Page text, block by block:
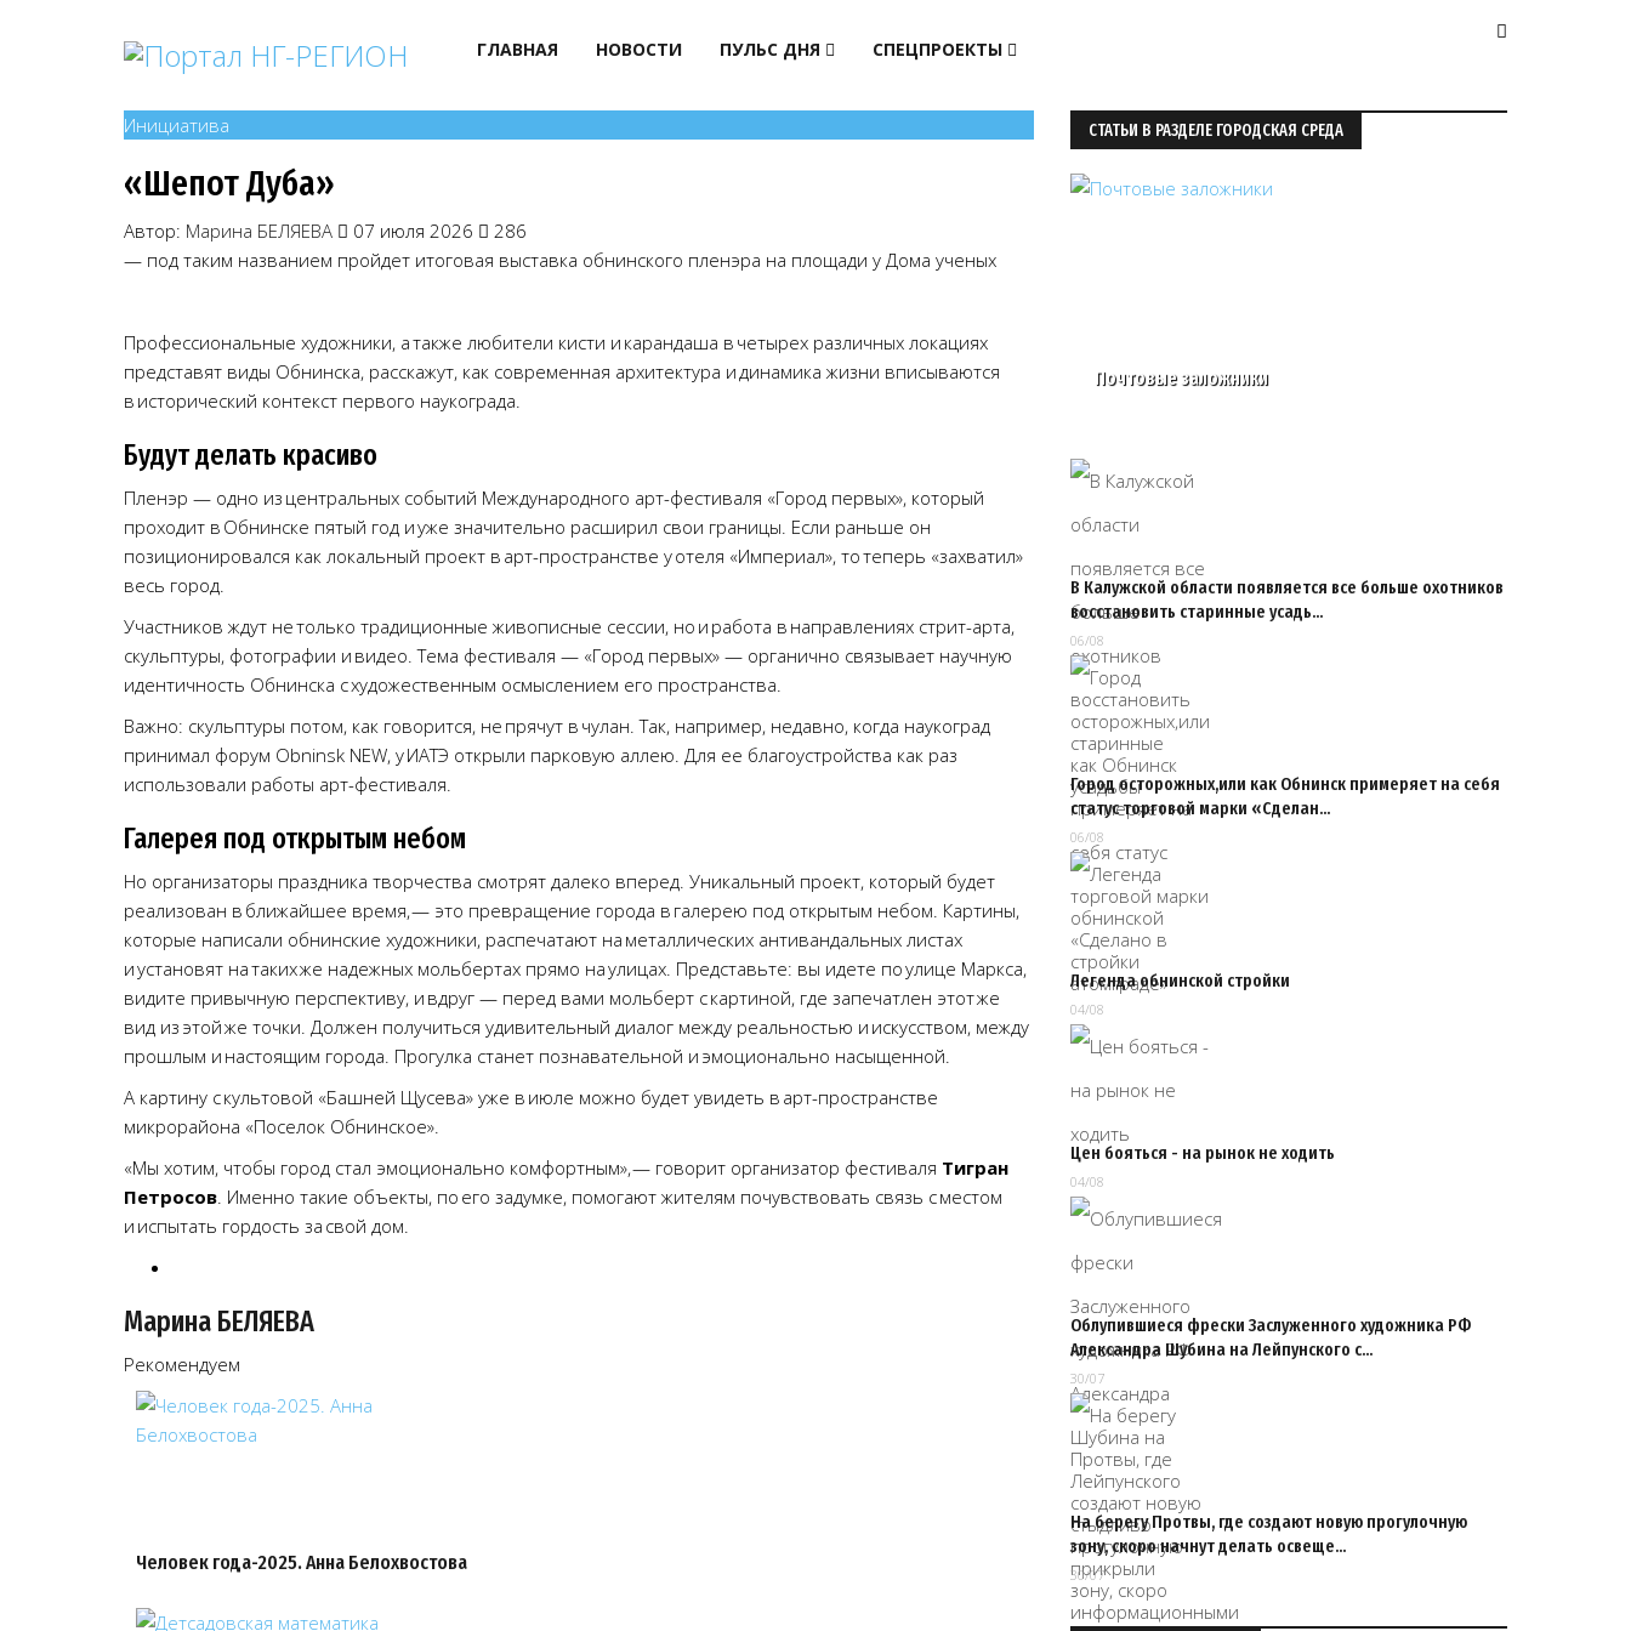
ГЛАВНАЯ НОВОСТИ ПУЛЬС ДНЯ СПЕЦПРОЕКТЫ
Инициатива
«Шепот Дуба»
Автор: Марина БЕЛЯЕВА 07 июля 2026
286
— под таким названием пройдет итоговая выставка обнинского пленэра на площади у Дома ученых
Профессиональные художники, а также любители кисти и карандаша в четырех различных локациях
представят виды Обнинска, расскажут, как современная архитектура и динамика жизни вписываются
в исторический контекст первого наукограда.
Будут делать красиво
Пленэр — одно из центральных событий Международного арт-фестиваля «Город первых», который
проходит в Обнинске пятый год и уже значительно расширил свои границы. Если раньше он
позиционировался как локальный проект в арт-пространстве у отеля «Империал», то теперь «захватил»
весь город.
Участников ждут не только традиционные живописные сессии, но и работа в направлениях стрит-арта,
скульптуры, фотографии и видео. Тема фестиваля — «Город первых» — органично связывает научную
идентичность Обнинска с художественным осмыслением его пространства.
Важно: скульптуры потом, как говорится, не прячут в чулан. Так, например, недавно, когда наукоград
принимал форум Obninsk NEW, у ИАТЭ открыли парковую аллею. Для ее благоустройства как раз
использовали работы арт-фестиваля.
Галерея под открытым небом
Но организаторы праздника творчества смотрят далеко вперед. Уникальный проект, который будет
реализован в ближайшее время, — это превращение города в галерею под открытым небом. Картины,
которые написали обнинские художники, распечатают на металлических антивандальных листах
и установят на таких же надежных мольбертах прямо на улицах. Представьте: вы идете по улице Маркса,
видите привычную перспективу, и вдруг — перед вами мольберт с картиной, где запечатлен этот же
вид из этой же точки. Должен получиться удивительный диалог между реальностью и искусством, между
прошлым и настоящим города. Прогулка станет познавательной и эмоционально насыщенной.
А картину с культовой «Башней Щусева» уже в июле можно будет увидеть в арт-пространстве
микрорайона «Поселок Обнинское».
«Мы хотим, чтобы город стал эмоционально комфортным», — говорит организатор фестиваля Тигран
Петросов. Именно такие объекты, по его задумке, помогают жителям почувствовать связь с местом
и испытать гордость за свой дом.
Марина БЕЛЯЕВА
Рекомендуем
Человек года-2025. Анна Белохвостова
СТАТЬИ В РАЗДЕЛЕ ГОРОДСКАЯ СРЕДА
Почтовые заложники
В Калужской области появляется все больше охотников
восстановить старинные усадь…
06/08
Город осторожных,или как Обнинск примеряет на себя
статус торговой марки «Сделан…
06/08
Легенда обнинской стройки
04/08
Цен бояться - на рынок не ходить
04/08
Облупившиеся фрески Заслуженного художника РФ
Александра Шубина на Лейпунского с…
30/07
На берегу Протвы, где создают новую прогулочную
зону, скоро начнут делать освеще…
30/07